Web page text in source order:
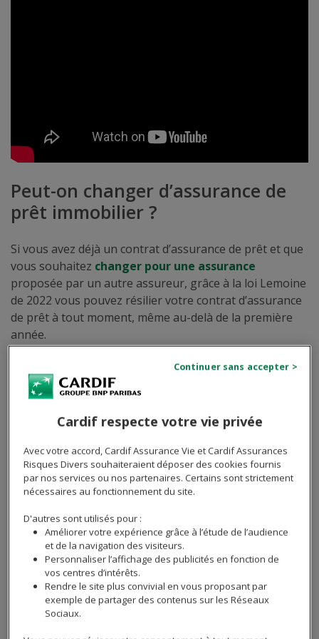
Peut-on changer d’assurance de
prêt immobilier ?
Si vous avez déjà un contrat d’assurance de prêt et que
vous souhaitez changer pour une assurance
proposée par un autre assureur, grâce à la loi Lemoine
de 2022 vous pouvez résilier votre contrat d’assurance
de prêt à tout moment, même au-delà de la première
année.
Bon à savoir
Dans le cadre de la loi Hamon de 2014
, vous
pouviez changer d’assurance de prêt immobilier à
tout moment au cours des 12 premiers mois de
votre contrat.
Au-delà des 12 premiers mois, laloi Bourquin de
2017, vous permettait de changer d’assurance de
prêt immobilier chaque année à la date
anniversaire de la signature de votre offre de prêt.
Envie de réaliser des économies sur votre
Cardif respecte votre vie privée
Avec votre accord, Cardif Assurance Vie et Cardif Assurances
Risques Divers souhaiteraient déposer des cookies fournis
par nos services ou nos partenaires. Certains sont strictement
nécessaires au fonctionnement du site.
D'autres sont utilisés pour :
Améliorer votre expérience grâce à l’étude de l’audience
et de la navigation des visiteurs.
Personnaliser l’affichage des publicités en fonction de
vos centres d’intérêts.
Rendre le site plus convivial en vous proposant par
exemple de partager des contenus sur les Réseaux
Sociaux.